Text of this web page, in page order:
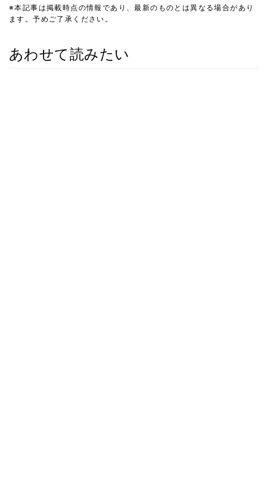
※本記事は掲載時点の情報であり、最新のものとは異なる場合があり
ます。予めご了承ください。
あわせて読みたい